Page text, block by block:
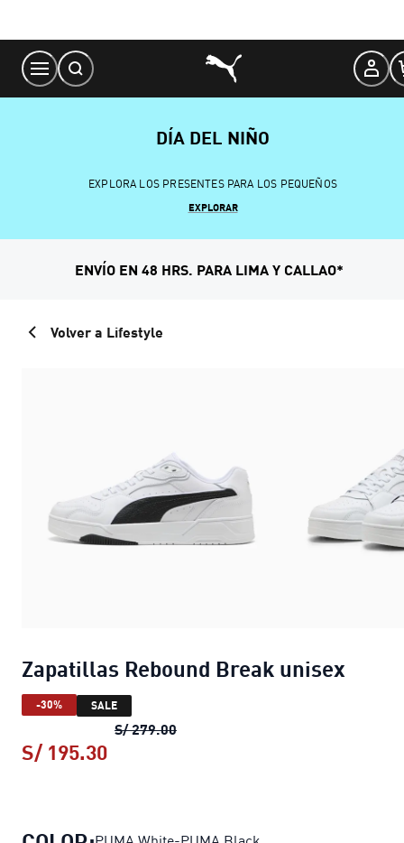
Content
DÍA DEL NIÑO
EXPLORA LOS PRESENTES PARA LOS PEQUEÑOS
EXPLORAR
ENVÍO EN 48 HRS. PARA LIMA Y CALLAO*
Volver a Lifestyle
Zapatillas Rebound Break unisex
-30% SALE
S/ 279.00Zapatillas Rebound Break unisex
S/ 195.30